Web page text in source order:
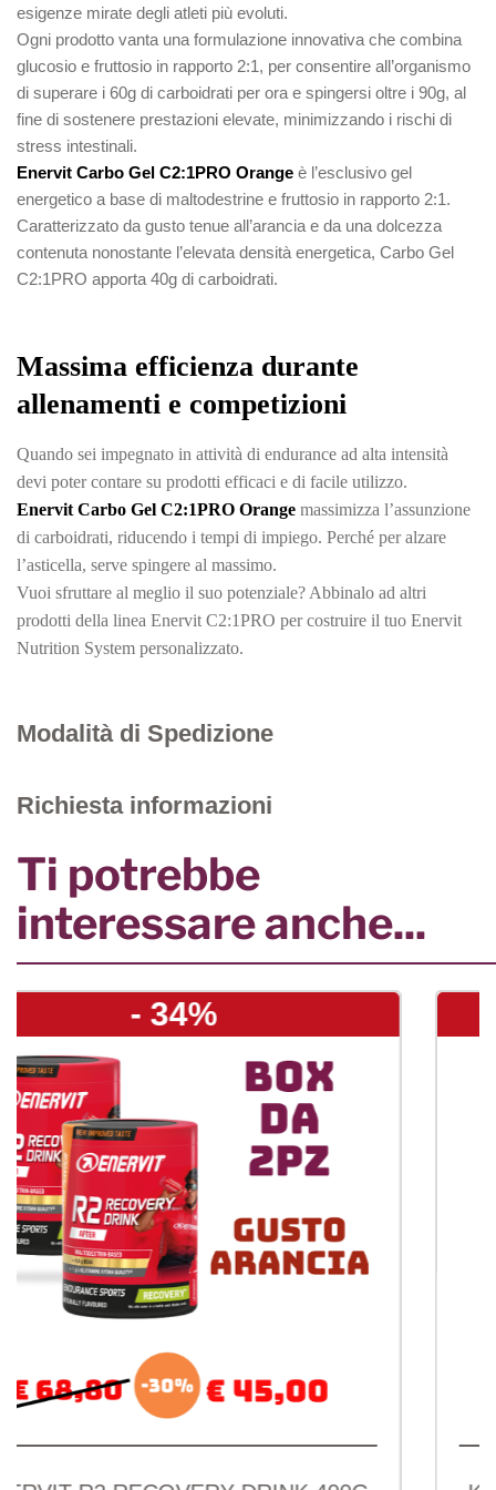
esigenze mirate degli atleti più evoluti.
Ogni prodotto vanta una formulazione innovativa che combina
glucosio e fruttosio in rapporto 2:1, per consentire all’organismo
di superare i 60g di carboidrati per ora e spingersi oltre i 90g, al
fine di sostenere prestazioni elevate, minimizzando i rischi di
stress intestinali.
Enervit Carbo Gel C2:1PRO Orange è l’esclusivo gel
energetico a base di maltodestrine e fruttosio in rapporto 2:1.
Caratterizzato da gusto tenue all’arancia e da una dolcezza
contenuta nonostante l’elevata densità energetica, Carbo Gel
C2:1PRO apporta 40g di carboidrati.
Massima efficienza durante
allenamenti e competizioni
Quando sei impegnato in attività di endurance ad alta intensità
devi poter contare su prodotti efficaci e di facile utilizzo.
Enervit Carbo Gel C2:1PRO Orange massimizza l’assunzione
di carboidrati, riducendo i tempi di impiego. Perché per alzare
l’asticella, serve spingere al massimo.
Vuoi sfruttare al meglio il suo potenziale? Abbinalo ad altri
prodotti della linea Enervit C2:1PRO per costruire il tuo Enervit
Nutrition System personalizzato.
Modalità di Spedizione
Richiesta informazioni
Ti potrebbe
interessare anche...